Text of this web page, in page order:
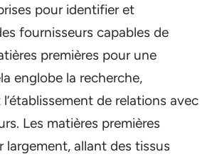
pour identifier et
fournisseurs capables de
premières pour une
englobe la recherche,
l’établissement de relations avec
Les matières premières
largement, allant des tissus